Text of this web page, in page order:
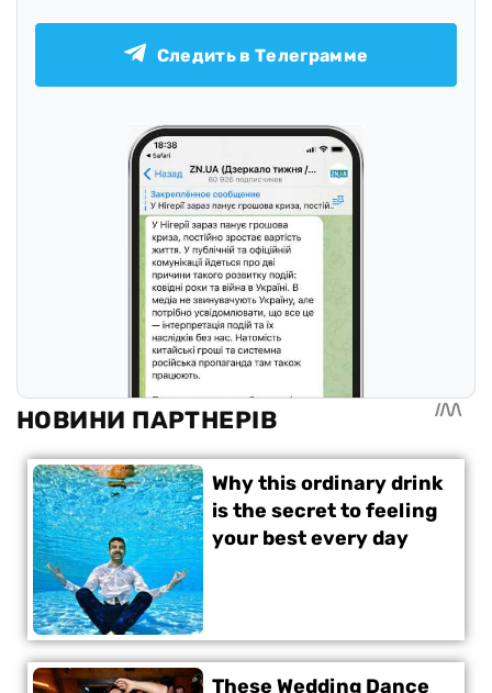
Следить в Телеграмме